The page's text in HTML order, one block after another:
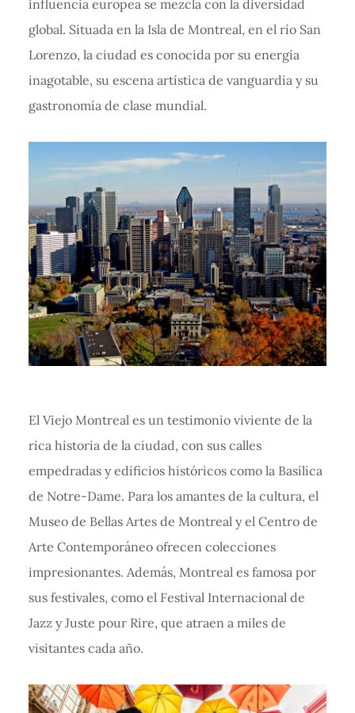
influencia europea se mezcla con la diversidad
global. Situada en la Isla de Montreal, en el río San
Lorenzo, la ciudad es conocida por su energía
inagotable, su escena artística de vanguardia y su
gastronomía de clase mundial.
El Viejo Montreal es un testimonio viviente de la
rica historia de la ciudad, con sus calles
empedradas y edificios históricos como la Basílica
de Notre-Dame. Para los amantes de la cultura, el
Museo de Bellas Artes de Montreal y el Centro de
Arte Contemporáneo ofrecen colecciones
impresionantes. Además, Montreal es famosa por
sus festivales, como el Festival Internacional de
Jazz y Juste pour Rire, que atraen a miles de
visitantes cada año.